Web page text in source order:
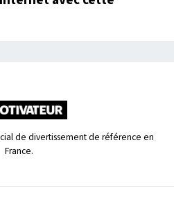
de divertissement de référence en
France.